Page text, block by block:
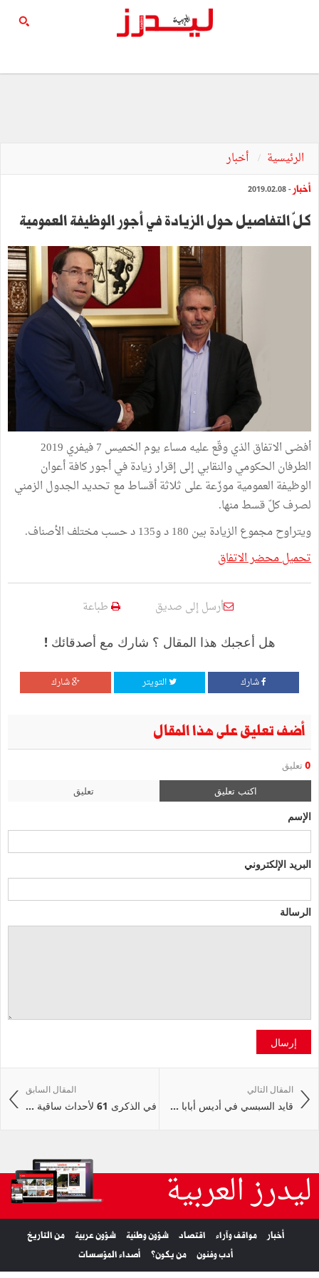
الرئيسية أخبار
أخبار - 2019.02.08
كلّ التفاصيل حول الزيادة في أجور الوظيفة العمومية
أفضى الاتفاق الذي وقّع عليه مساء يوم الخميس 7 فيفري 2019
الطرفان الحكومي والنقابي إلى إقرار زيادة في أجور كافة أعوان
الوظيفة العمومية موزّعة على ثلاثة أقساط مع تحديد الجدول الزمني
لصرف كلّ قسط منها.
ويتراوح مجموع الزيادة بين 180 د و135 د حسب مختلف الأصناف.
تحميل محضر الاتفاق
أرسل إلى صديق طباعة
هل أعجبك هذا المقال ؟ شارك مع أصدقائك !
شارك التويتر شارك
أضف تعليق على هذا المقال
0 تعليق
اكتب تعليق تعليق
الإسم
البريد الإلكتروني
الرسالة
إرسال
المقال السابق
في الذكرى 61 لأحداث ساقية ...
المقال التالي
قايد السبسي في أديس أبابا ...
ليدرز العربية
أخبار مواقف وآراء اقتصاد شؤون وطنية شؤون عربية
من التاريخ
أدب وفنون
من يكون؟ أصداء المؤسسات